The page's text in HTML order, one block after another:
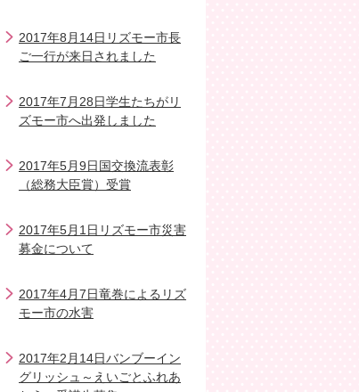
2017年8月14日リズモー市長
ご一行が来日されました
2017年7月28日学生たちがリ
ズモー市へ出発しました
2017年5月9日国交換流表彰
（総務大臣賞）受賞
2017年5月1日リズモー市災害
募金について
2017年4月7日竜巻によるリズ
モー市の水害
2017年2月14日バンブーイン
グリッシュ～えいごとふれあ